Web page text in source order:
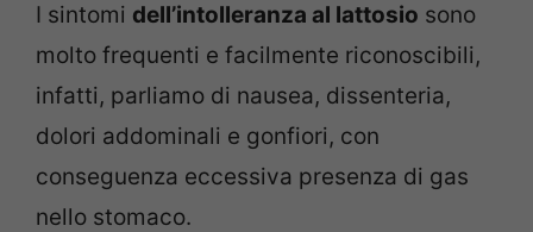
I sintomi dell’intolleranza al lattosio sono
molto frequenti e facilmente riconoscibili,
infatti, parliamo di nausea, dissenteria,
dolori addominali e gonfiori, con
conseguenza eccessiva presenza di gas
nello stomaco.